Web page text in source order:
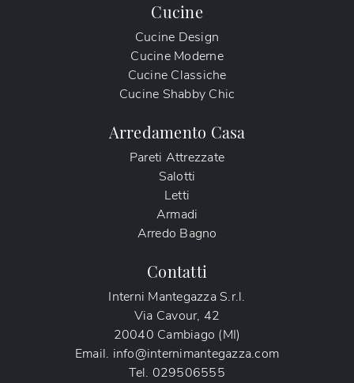
Cucine
Cucine Design
Cucine Moderne
Cucine Classiche
Cucine Shabby Chic
Arredamento Casa
Pareti Attrezzate
Salotti
Letti
Armadi
Arredo Bagno
Contatti
Interni Mantegazza S.r.l.
Via Cavour, 42
20040 Cambiago (MI)
Email. info@internimantegazza.com
Tel. 029506555